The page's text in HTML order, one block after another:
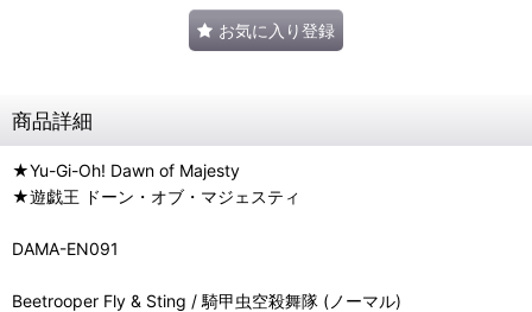
お気に入り登録
商品詳細
★Yu-Gi-Oh! Dawn of Majesty
★遊戯王 ドーン・オブ・マジェスティ
DAMA-EN091
Beetrooper Fly & Sting / 騎甲虫空殺舞隊 (ノーマル)